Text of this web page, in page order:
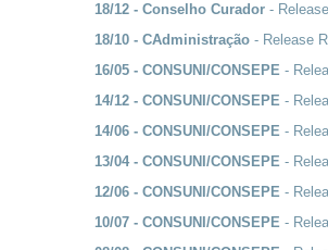
18/12 - Conselho Curador -
18/10 - CAdministração - Release
16/05 - CONSUNI/CONSEPE -
14/12 - CONSUNI/CONSEPE -
14/06 - CONSUNI/CONSEPE -
13/04 - CONSUNI/CONSEPE -
12/06 - CONSUNI/CONSEPE -
10/07 - CONSUNI/CONSEPE -